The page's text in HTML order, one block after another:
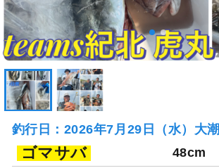
釣行日：2026年7月29日（水）大潮
ゴマサバ 48cm